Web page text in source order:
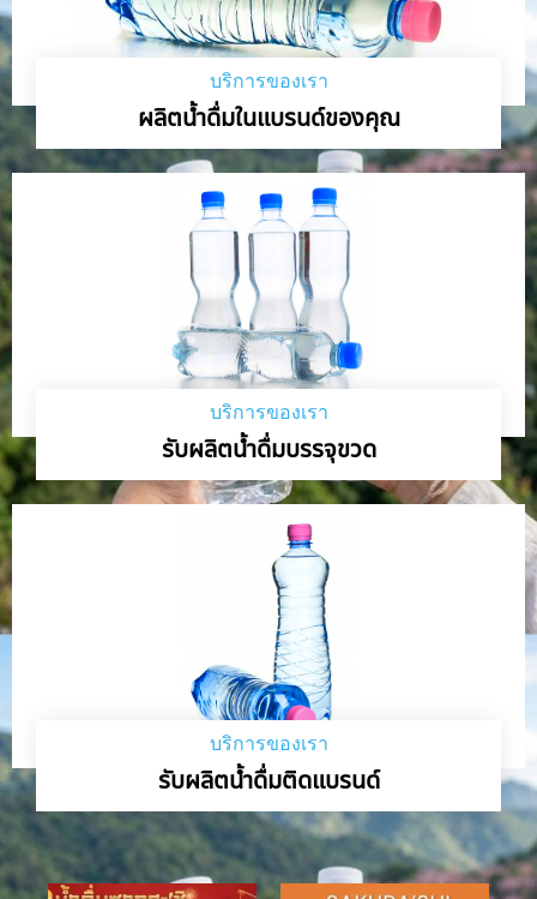
บริการของเรา
ผลิตน้ำดื่มในแบรนด์ของคุณ
บริการของเรา
รับผลิตน้ำดื่มบรรจุขวด
บริการของเรา
รับผลิตน้ำดื่มติดแบรนด์